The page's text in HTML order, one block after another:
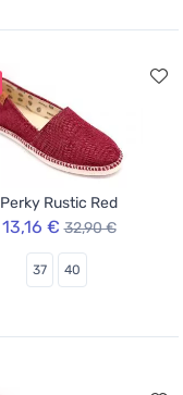
Perky Rustic Red
13,16 € 32,90 €
37 40